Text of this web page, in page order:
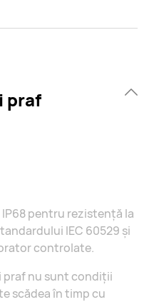
praf
pentru rezistență la
IEC 60529 și
controlate.
praf nu sunt condiții
scădea în timp cu